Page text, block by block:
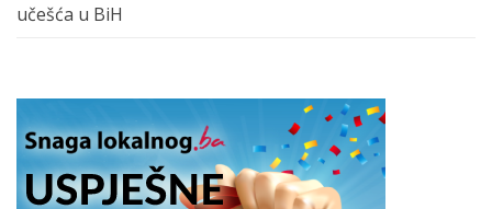
učešća u BiH